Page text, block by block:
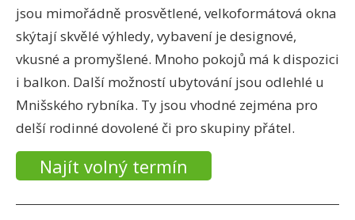
jsou mimořádně prosvětlené, velkoformátová okna
skýtají skvělé výhledy, vybavení je designové,
vkusné a promyšlené. Mnoho pokojů má k dispozici
i balkon. Další možností ubytování jsou odlehlé u
Mnišského rybníka. Ty jsou vhodné zejména pro
delší rodinné dovolené či pro skupiny přátel.
Najít volný termín